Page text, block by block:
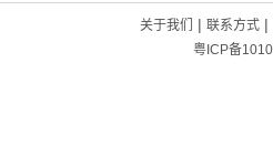
关于我们 | 联系方式|
粤ICP备